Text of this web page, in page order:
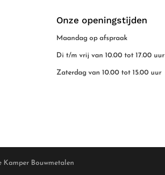
Onze openingstijden
Maandag op afspraak
Di t/m vrij van 10.00 tot 17.00 uur
Zaterdag van 10.00 tot 15.00 uur
Bouwmetalen